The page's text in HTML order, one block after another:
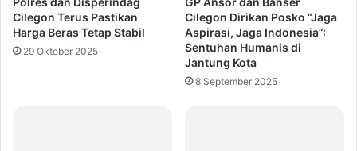
Cilegon Terus Pastikan
Harga Beras Tetap Stabil
29 Oktober 2025
Cilegon Dirikan Posko “Jaga
Aspirasi, Jaga Indonesia”:
Sentuhan Humanis di
Jantung Kota
8 September 2025